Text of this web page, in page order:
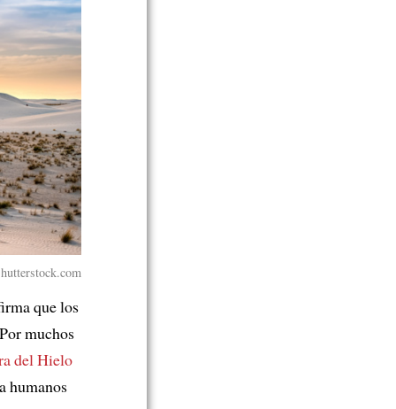
que los
muchos
del Hielo
humanos